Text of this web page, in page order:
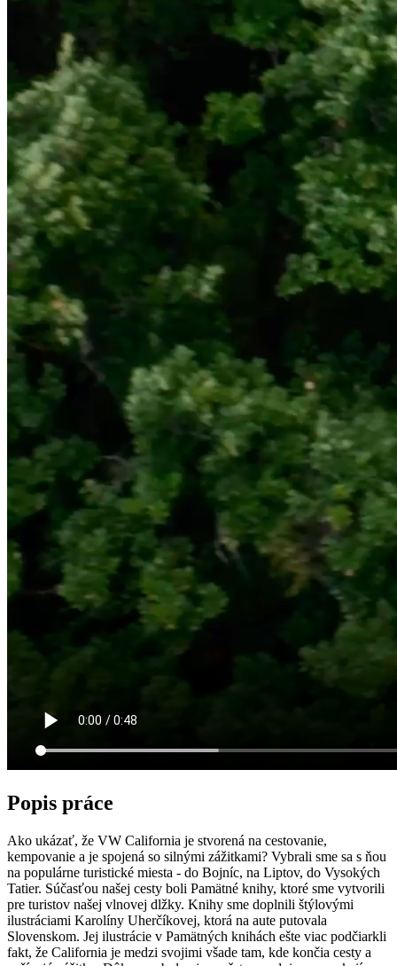
Popis práce
Ako ukázať, že VW California je stvorená na cestovanie,
kempovanie a je spojená so silnými zážitkami? Vybrali sme sa s ňou
na populárne turistické miesta - do Bojníc, na Liptov, do Vysokých
Tatier. Súčasťou našej cesty boli Pamätné knihy, ktoré sme vytvorili
pre turistov našej vlnovej dlžky. Knihy sme doplnili štýlovými
ilustráciami Karolíny Uherčíkovej, ktorá na aute putovala
Slovenskom. Jej ilustrácie v Pamätných knihách ešte viac podčiarkli
fakt, že California je medzi svojimi všade tam, kde končia cesty a